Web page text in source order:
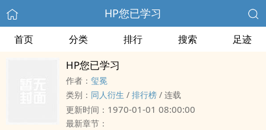
HP您已学习
首页 分类 排行 搜索 足迹
HP您已学习
作者： 玺冕
类别： 同人衍生 / 排行榜 / 连载
更新时间： 1970-01-01 08:00:00
最新章节：